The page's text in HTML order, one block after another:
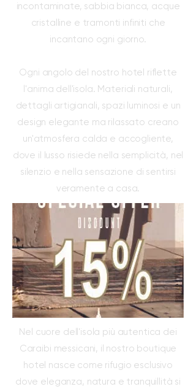
incontaminate, sabbia bianca, acque
cristalline e tramonti infiniti che
incantano ogni giorno.
Ogni angolo del nostro hotel riflette
l'anima dell'isola. Materiali naturali,
dettagli artigianali, spazi luminosi e un
design elegante ma rilassato creano
un'atmosfera calda e accogliente,
dove il lusso risiede nella semplicità, nel
silenzio e nella sensazione di sentirsi
veramente a casa.
Nel cuore dell'isola più autentica dei
Caraibi messicani, il nostro boutique
hotel nasce come rifugio esclusivo
dove eleganza, natura e tranquillità si